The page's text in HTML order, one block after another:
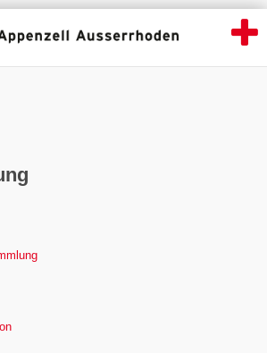
- Appenzell Ausserrhoden
öffnen